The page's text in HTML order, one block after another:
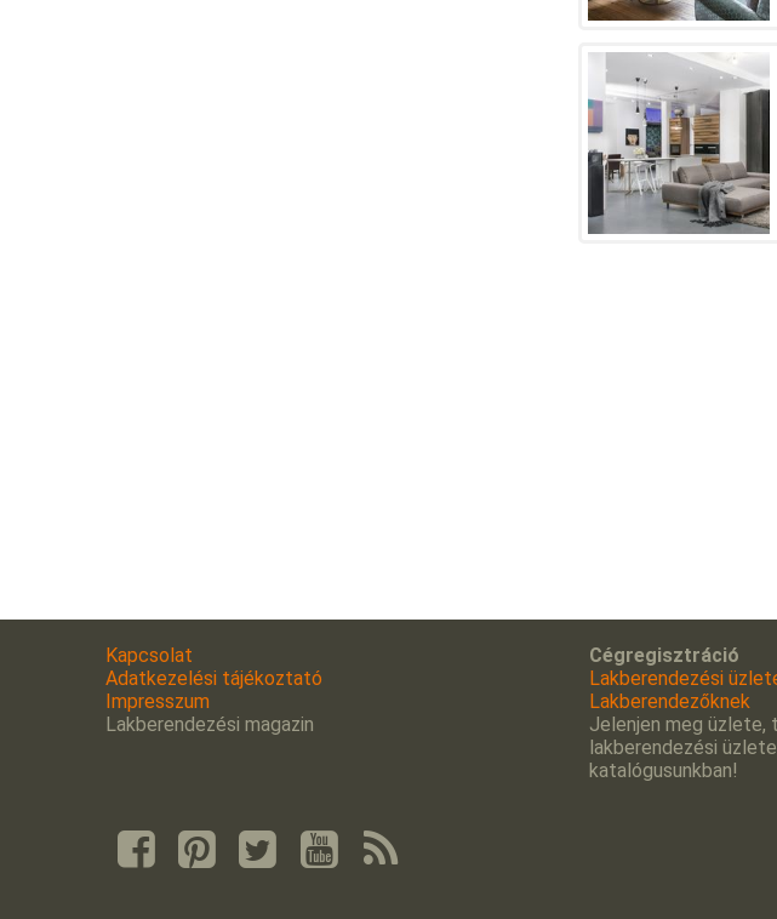
Kapcsolat
Adatkezelési tájékoztató
Impresszum
Lakberendezési magazin
Cégregisztráció
Lakberendezési
Lakberendezőknek
Jelenjen meg üzlete,
lakberendezési
katalógusunkban!